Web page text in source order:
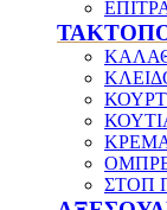
ΣΤΟΠ